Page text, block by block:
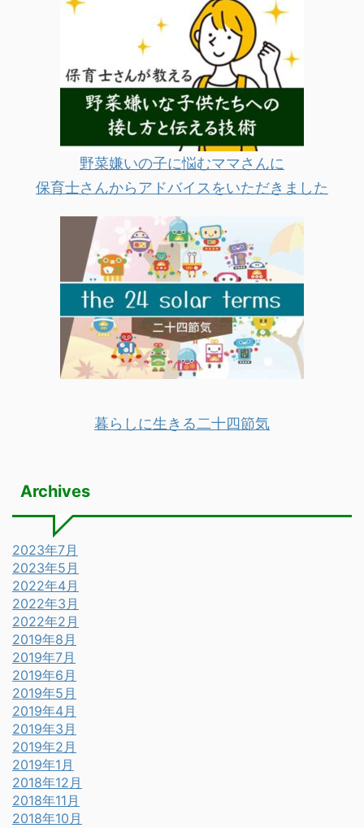
野菜嫌いの子に悩むママさんに
保育士さんからアドバイスをいただきました
暮らしに生きる二十四節気
Archives
2023年7月
2023年5月
2022年4月
2022年3月
2022年2月
2019年8月
2019年7月
2019年6月
2019年5月
2019年4月
2019年3月
2019年2月
2019年1月
2018年12月
2018年11月
2018年10月